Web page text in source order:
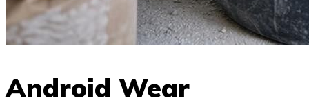
Android Wear